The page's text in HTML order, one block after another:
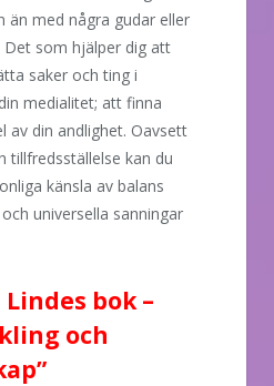
än med några gudar eller
som hjälper dig att
saker och ting i
medialitet; att finna
av din andlighet. Oavsett
tillfredsställelse kan du
känsla av balans
universella sanningar
bok –
och